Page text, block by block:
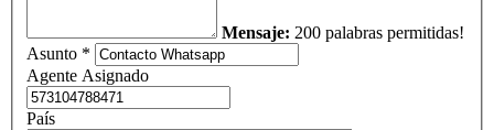
Mensaje: 200 palabras permitidas!
Asunto *
Agente Asignado
País